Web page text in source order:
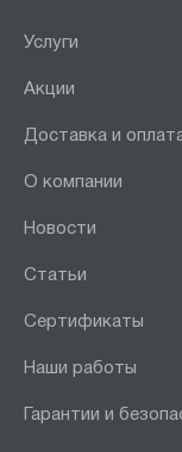
Услуги
Акции
Доставка и
О компании
Новости
Статьи
Сертификаты
Наши работы
Гарантии и